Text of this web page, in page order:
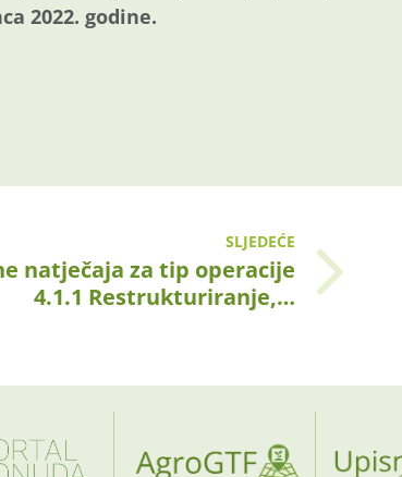
2022. godine.
SLJEDEĆE
natječaja za tip operacije
4.1.1 Restrukturiranje,…